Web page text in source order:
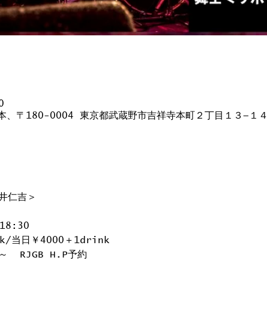
〒180-0004 東京都武蔵野市吉祥寺本町２丁目１３−１４
仁吉＞
当日￥4000＋1drink
RJGB H.P予約